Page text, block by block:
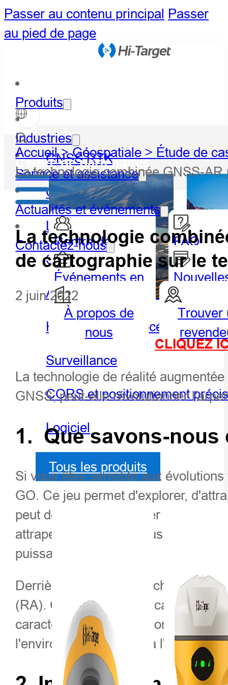
Passer au contenu principal Passer
au pied de page
Produits
GNSS RTK
Optique
LiDAR
SIG portable et tablette
Agriculture de précision
Hydrographie et océanographie
Surveillance
CORS et positionnement
Logiciel
Tous les produits
Industries
Géospatiale
Service et assistance
Centre de
partenaires
FAQ
Actualités et événements
Événements en
vedette
Contactez-nous
À propos de
nous
Trouver
Centre de partenaires
Accueil >Géospatiale > Étude de
La technologie combinée GNSS-
La technologie
de cartographie sur le
2 juin 2022
CLIQUEZ
La technologie de réalité
GNSS, peut-elle révolutionner
1. Que savons-nous
Si vous êtes sensible aux
GO. Ce jeu permet d'explorer,
peut découvrir et attraper des
attrape de Pokémon, plus il devient
puissants et rares.
Derrière ce plaisir se cache
(RA). Cette technologie calcule en
caractéristiques correspondantes à
l'environnement virtuel à l'écran, en